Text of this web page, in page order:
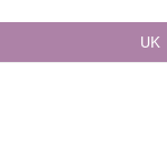
UK